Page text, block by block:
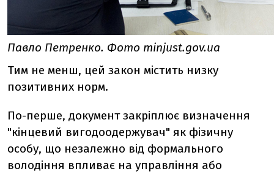
Павло Петренко. Фото minjust.gov.ua
Тим не менш, цей закон містить низку
позитивних норм.
По-перше, документ закріплює визначення
"кінцевий вигодоодержувач" як фізичну
особу, що незалежно від формального
володіння впливає на управління або